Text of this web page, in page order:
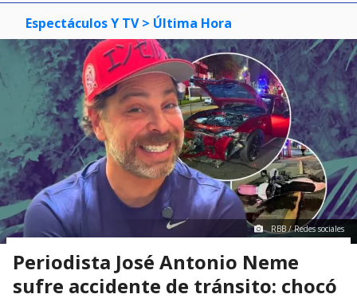
Espectáculos Y TV > Última Hora
RBB / Redes sociales
Periodista José Antonio Neme
sufre accidente de tránsito: chocó